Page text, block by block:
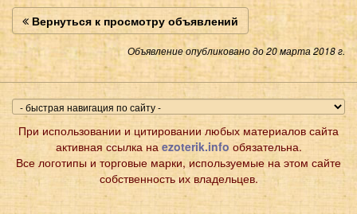
Вернуться к просмотру объявлений
Объявление опубликовано до 20 марта 2018 г.
При использовании и цитировании любых материалов сайта
активная ссылка на ezoterik.info обязательна.
Все логотипы и торговые марки, используемые на этом сайте
собственность их владельцев.